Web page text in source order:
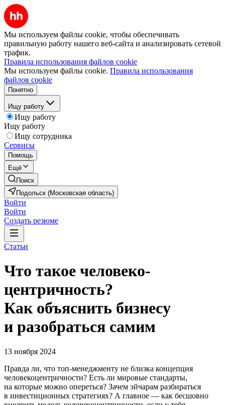
Мы используем файлы cookie, чтобы обеспечивать
правильную работу нашего веб-сайта и анализировать сетевой
трафик.
Правила использования файлов cookie
Мы используем файлы cookie. Правила использования
файлов cookie
Понятно
Ищу работу
Ищу работу
Ищу работу
Ищу сотрудника
Сервисы
Помощь
Ещё
Поиск
Подольск (Московская область)
Войти
Войти
Создать резюме
Статьи
Что такое человеко­
центричность?
Как объяснить бизнесу
и разобраться самим
13 ноября 2024
Правда ли, что топ-менеджменту не близка концепция
человекоцентричности? Есть ли мировые стандарты,
на которые можно опереться? Зачем эйчарам разбираться
в инвестиционных стратегиях? А главное — как бесшовно